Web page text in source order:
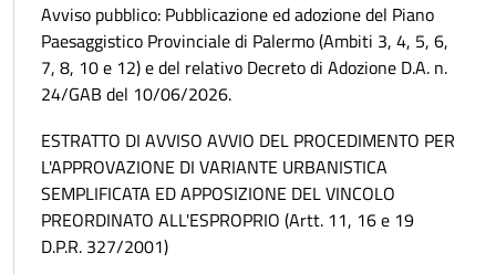
Avviso pubblico: Pubblicazione ed adozione del Piano
Paesaggistico Provinciale di Palermo (Ambiti 3, 4, 5, 6,
7, 8, 10 e 12) e del relativo Decreto di Adozione D.A. n.
24/GAB del 10/06/2026.
ESTRATTO DI AVVISO AVVIO DEL PROCEDIMENTO PER
L'APPROVAZIONE DI VARIANTE URBANISTICA
SEMPLIFICATA ED APPOSIZIONE DEL VINCOLO
PREORDINATO ALL'ESPROPRIO (Artt. 11, 16 e 19
D.P.R. 327/2001)